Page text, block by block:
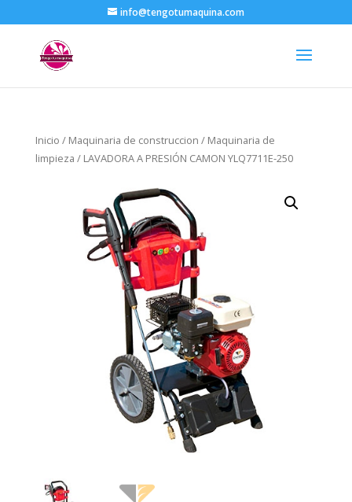
info@tengotumaquina.com
Inicio / Maquinaria de construccion / Maquinaria de
limpieza / LAVADORA A PRESIÓN CAMON YLQ7711E-250